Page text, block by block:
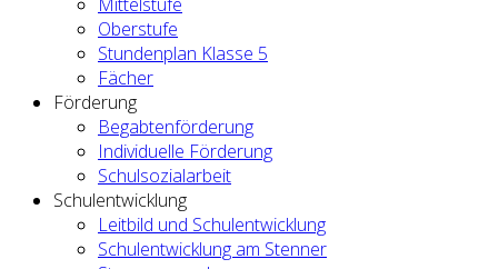
Oberstufe
Stundenplan Klasse 5
Fächer
Förderung
Begabtenförderung
Individuelle Förderung
Schulsozialarbeit
Schulentwicklung
Leitbild und Schulentwicklung
Schulentwicklung am Stenner